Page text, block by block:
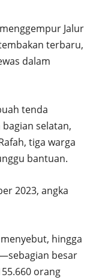
Jalur
terbaru,
dalam
tenda
selatan,
tiga warga
bantuan.
2023, angka
hingga
besar
orang